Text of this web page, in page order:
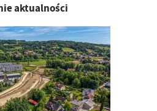
aktualności